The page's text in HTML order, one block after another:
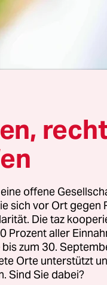
verschoben und
der weitere
Dienstag
die Reform also
Termin dafür
offene
sich vor Ort gegen
Die taz
Prozent aller
zum 30.
Orte unterstützt
Sind Sie dabei?